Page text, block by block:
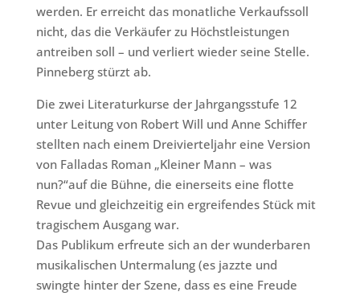
werden. Er erreicht das monatliche Verkaufssoll
nicht, das die Verkäufer zu Höchstleistungen
antreiben soll – und verliert wieder seine Stelle.
Pinneberg stürzt ab.
Die zwei Literaturkurse der Jahrgangsstufe 12
unter Leitung von Robert Will und Anne Schiffer
stellten nach einem Dreivierteljahr eine Version
von Falladas Roman „Kleiner Mann – was
nun?“auf die Bühne, die einerseits eine flotte
Revue und gleichzeitig ein ergreifendes Stück mit
tragischem Ausgang war.
Das Publikum erfreute sich an der wunderbaren
musikalischen Untermalung (es jazzte und
swingte hinter der Szene, dass es eine Freude